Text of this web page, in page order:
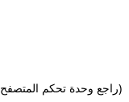
(راجع وحدة تحكم المتصفح